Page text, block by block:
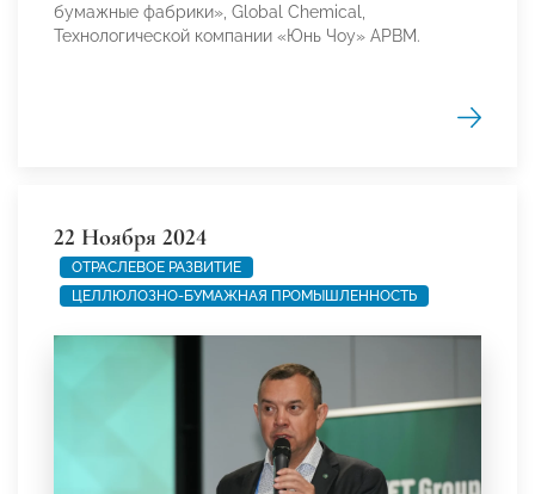
бумажные фабрики», Global Chemical,
Технологической компании «Юнь Чоу» АРBМ.
22 Ноября 2024
ОТРАСЛЕВОЕ РАЗВИТИЕ
ЦЕЛЛЮЛОЗНО-БУМАЖНАЯ ПРОМЫШЛЕННОСТЬ